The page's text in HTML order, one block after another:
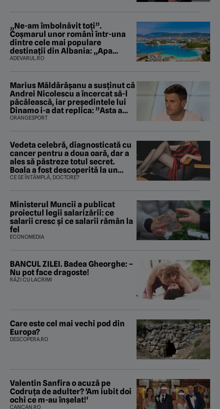
„Ne-am îmbolnăvit toți”.
Coșmarul unor români într-una
dintre cele mai populare
destinații din Albania: „Apa
mirosea a canalizare”
ADEVARUL.RO
Marius Măldărăşanu a susţinut că
Andrei Nicolescu a încercat să-l
păcălească, iar preşedintele lui
Dinamo i-a dat replica: ”Asta a
fost istoria”
ORANGESPORT
Vedeta celebră, diagnosticată cu
cancer pentru a doua oară, dar a
ales să păstreze totul secret.
Boala a fost descoperită la un
control de rutină
CE SE ÎNTÂMPLĂ, DOCTORE?
Ministerul Muncii a publicat
proiectul legii salarizării: ce
salarii cresc și ce salarii rămân la
fel
ECONOMEDIA
BANCUL ZILEI. Badea Gheorghe: –
Nu pot face dragoste!
RÂZI CU LACRIMI
Care este cel mai vechi pod din
Europa?
DESCOPERA.RO
Valentin Sanfira o acuză pe
Codruța de adulter? 'Am iubit doi
ochi ce m-au înșelat!'
CANCAN.RO